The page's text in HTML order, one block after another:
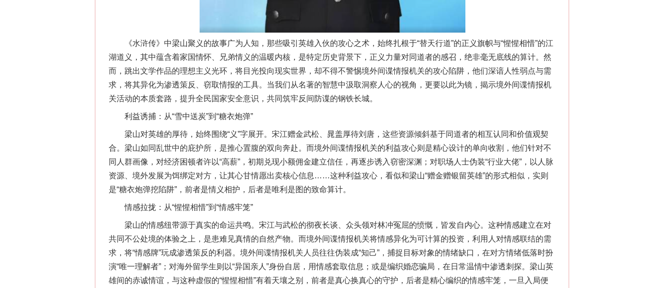
《水浒传》中梁山聚义的故事广为人知，那些吸引英雄入伙的攻心之术，始终扎根于“替天行道”的正义旗帜与“惺惺相惜”的江
湖道义，其中蕴含着家国情怀、兄弟情义的温暖内核，是特定历史背景下，正义力量对同道者的感召，绝非毫无底线的算计。然
而，跳出文学作品的理想主义光环，将目光投向现实世界，却不得不警惕境外间谍情报机关的攻心陷阱，他们深谙人性弱点与需
求，将其异化为渗透策反、窃取情报的工具。当我们从名著的智慧中汲取洞察人心的视角，更要以此为镜，揭示境外间谍情报机
关活动的本质套路，提升全民国家安全意识，共同筑牢反间防谍的钢铁长城。
利益诱捕：从“雪中送炭”到“糖衣炮弹”
梁山对英雄的厚待，始终围绕“义”字展开。宋江赠金武松、晁盖厚待刘唐，这些资源倾斜基于同道者的相互认同和价值观契
合。梁山如同乱世中的庇护所，是推心置腹的双向奔赴。而境外间谍情报机关的利益攻心则是精心设计的单向收割，他们针对不
同人群画像，对经济困顿者许以“高薪”，初期兑现小额佣金建立信任，再逐步诱入窃密深渊；对职场人士伪装“行业大佬”，以人脉
资源、境外发展为饵绑定对方，让其心甘情愿出卖核心信息……这种利益攻心，看似和梁山“赠金赠银留英雄”的形式相似，实则
是“糖衣炮弹挖陷阱”，前者是情义相护，后者是唯利是图的致命算计。
情感拉拢：从“惺惺相惜”到“情感牢笼”
梁山的情感纽带源于真实的命运共鸣。宋江与武松的彻夜长谈、众头领对林冲冤屈的愤慨，皆发自内心。这种情感建立在对
共同不公处境的体验之上，是患难见真情的自然产物。而境外间谍情报机关将情感异化为可计算的投资，利用人对情感联结的需
求，将“情感牌”玩成渗透策反的利器。境外间谍情报机关人员往往伪装成“知己”，捕捉目标对象的情绪缺口，在对方情绪低落时扮
演“唯一理解者”；对海外留学生则以“异国亲人”身份自居，用情感套取信息；或是编织婚恋骗局，在日常温情中渗透刺探。梁山英
雄间的赤诚情谊，与这种虚假的“惺惺相惜”有着天壤之别，前者是真心换真心的守护，后者是精心编织的情感牢笼，一旦入局便
茶叶“炒上天”